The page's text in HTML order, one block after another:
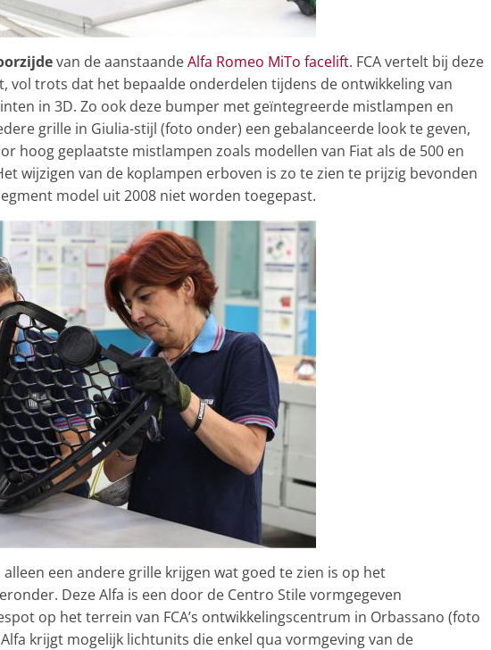
van de aanstaandeAlfa Romeo MiTo facelift. FCA vertelt bij deze
vol trots dat het bepaalde onderdelen tijdens de ontwikkeling van
in 3D. Zo ook deze bumper met geïntegreerde mistlampen en
grille in Giulia-stijl (foto onder) een gebalanceerde look te geven,
hoog geplaatste mistlampen zoals modellen van Fiat als de 500 en
wijzigen van de koplampen erboven is zo te zien te prijzig bevonden
model uit 2008 niet worden toegepast.
alleen een andere grille krijgen wat goed te zien is op het
Deze Alfa is een door de Centro Stile vormgegeven
op het terrein van FCA’s ontwikkelingscentrum in Orbassano (foto
krijgt mogelijk lichtunits die enkel qua vormgeving van de